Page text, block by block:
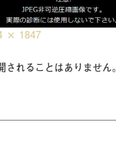
× 1847
れることはありません。